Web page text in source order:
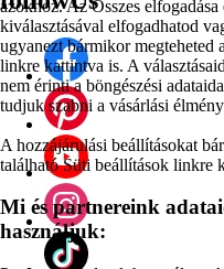
azokhoz. Az Összes
kiválasztásával elfogadhatod
ugyanezt bármikor megteheted
linkre kattintva is. A
nem érinti a böngészési
tudjuk szabni a vásárlási
A hozzájárulási beállításokat
található Süti beállítások linkre
Mi és partnereink
használjuk: